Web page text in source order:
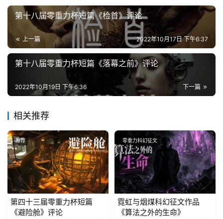
说
库
第十八届零重力杯短篇《检首》评论
上一篇 2022年10月17日 下午6:37
第十八届零重力杯短篇《落幕之前》评论
下一篇
2022年10月19日 下午6:36
相关推荐
推荐
第四十三届零重力杯短篇
《避险舱》评论
零重力科幻征文
霓虹与烟煤科幻征文作品
《算法之外的生命》